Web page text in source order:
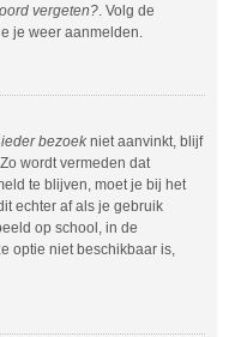
vergeten?. Volg de
je weer aanmelden.
bezoek niet aanvinkt, blijf
wordt vermeden dat
te blijven, moet je bij het
echter af als je gebruik
op school, in de
optie niet beschikbaar is,